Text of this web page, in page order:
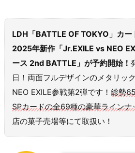
LDH「BATTLE OF TOKYO」カー
2025年新作「Jr.EXILE vs NEO
ース 2nd BATTLE」 が予約開始！
日！両面フルデザインのメタリッ
NEO EXILE参戦第2弾です！ 総勢
SPカードの全69種の豪華ラインナ
店の菓子売場等にて取扱い！